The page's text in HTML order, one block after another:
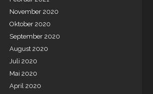
November 2020
Oktober 2020
September 2020
August 2020
Juli 2020
Mai 2020
April 2020